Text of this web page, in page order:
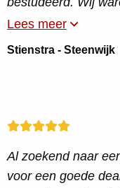
Lees meer
Stienstra - Steenwijk
Al zoekend naar
voor een goede